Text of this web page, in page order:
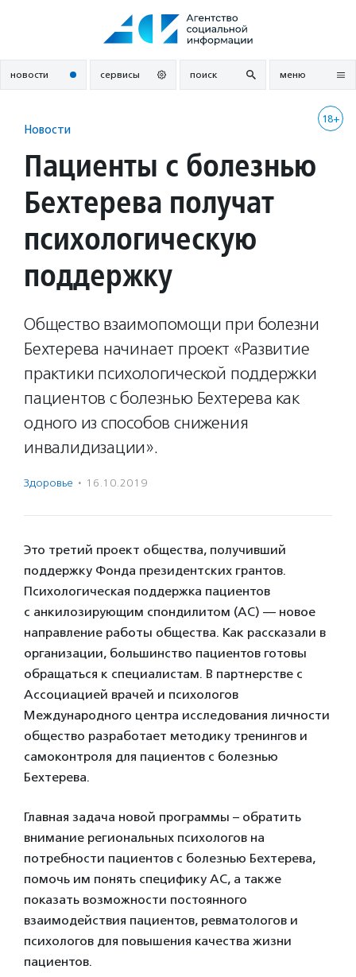
новости сервисы поиск меню
18+
Новости
Пациенты с болезнью
Бехтерева получат
психологическую
поддержку
Общество взаимопомощи при болезни
Бехтерева начинает проект «Развитие
практики психологической поддержки
пациентов с болезнью Бехтерева как
одного из способов снижения
инвалидизации».
Здоровье · 16.10.2019
Это третий проект общества, получивший
поддержку Фонда президентских грантов.
Психологическая поддержка пациентов
с анкилозирующим спондилитом (АС) — новое
направление работы общества. Как рассказали в
организации, большинство пациентов готовы
обращаться к специалистам. В партнерстве с
Ассоциацией врачей и психологов
Международного центра исследования личности
общество разработает методику тренингов и
самоконтроля для пациентов с болезнью
Бехтерева.
Главная задача новой программы – обратить
внимание региональных психологов на
потребности пациентов с болезнью Бехтерева,
помочь им понять специфику АС, а также
показать возможности постоянного
взаимодействия пациентов, ревматологов и
психологов для повышения качества жизни
пациентов.